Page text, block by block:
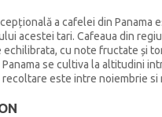
a cafelei din Panama
acestei tari. Cafeaua din
echilibrata, cu note fructate și
Panama se cultiva la altitudini
recoltare este intre noiembrie si